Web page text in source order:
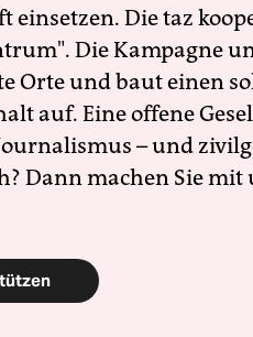
einsetzen. Die taz
Die Kampagne
Orte und baut einen
auf. Eine offene
– und
Dann machen Sie